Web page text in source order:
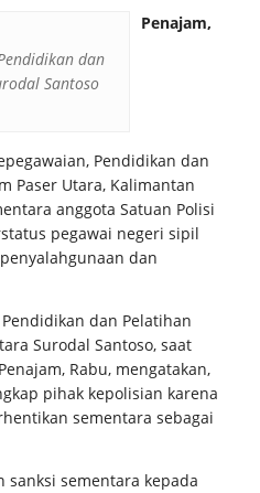
dan
Santoso
Penajam,
Pendidikan dan
Paser Utara, Kalimantan
anggota Satuan Polisi
pegawai negeri sipil
dan
dan Pelatihan
Surodal Santoso, saat
Rabu, mengatakan,
pihak kepolisian karena
sementara sebagai
sanksi sementara kepada